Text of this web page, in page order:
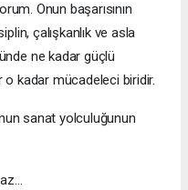
Onun başarısının
çalışkanlık ve asla
ne kadar güçlü
kadar mücadeleci biridir.
sanat yolculuğunun